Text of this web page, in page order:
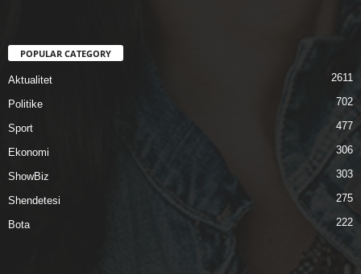
POPULAR CATEGORY
Aktualitet 2611
Politike 702
Sport 477
Ekonomi 306
ShowBiz 303
Shendetesi 275
Bota 222